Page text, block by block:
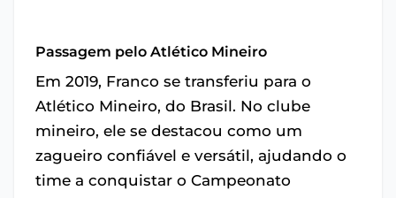
Passagem pelo Atlético Mineiro
Em 2019, Franco se transferiu para o
Atlético Mineiro, do Brasil. No clube
mineiro, ele se destacou como um
zagueiro confiável e versátil, ajudando o
time a conquistar o Campeonato